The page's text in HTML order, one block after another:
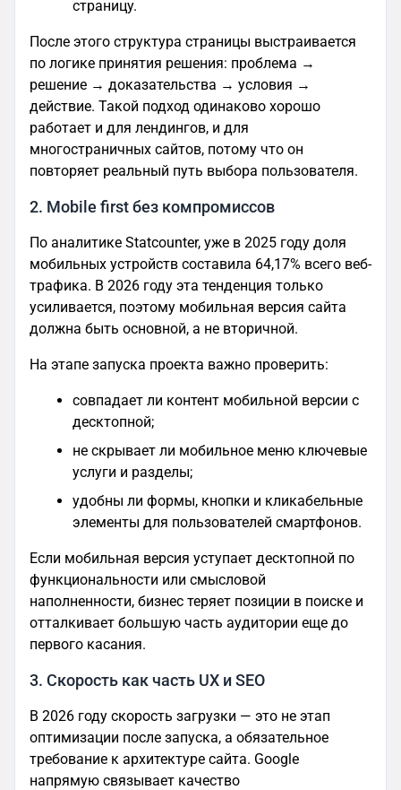
страницу.
После этого структура страницы выстраивается
по логике принятия решения: проблема →
решение → доказательства → условия →
действие. Такой подход одинаково хорошо
работает и для лендингов, и для
многостраничных сайтов, потому что он
повторяет реальный путь выбора пользователя.
2. Mobile first без компромиссов
По аналитике Statcounter, уже в 2025 году доля
мобильных устройств составила 64,17% всего веб-
трафика. В 2026 году эта тенденция только
усиливается, поэтому мобильная версия сайта
должна быть основной, а не вторичной.
На этапе запуска проекта важно проверить:
совпадает ли контент мобильной версии с
десктопной;
не скрывает ли мобильное меню ключевые
услуги и разделы;
удобны ли формы, кнопки и кликабельные
элементы для пользователей смартфонов.
Если мобильная версия уступает десктопной по
функциональности или смысловой
наполненности, бизнес теряет позиции в поиске и
отталкивает большую часть аудитории еще до
первого касания.
3. Скорость как часть UX и SEO
В 2026 году скорость загрузки — это не этап
оптимизации после запуска, а обязательное
требование к архитектуре сайта. Google
напрямую связывает качество